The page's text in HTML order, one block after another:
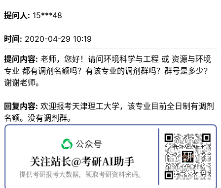
提问人: 15***48
时间: 2020-04-29 10:19
提问内容: 老师，您好！请问环境科学与工程 或 资源与环境
专业 都有调剂名额吗？有该专业的调剂群吗？群号是多少？
谢谢老师。
回复内容: 欢迎报考天津理工大学，该专业目前全日制有调剂
名额。没有调剂群。